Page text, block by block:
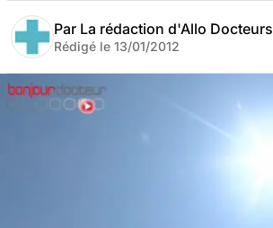
Par La rédaction d'Allo Docteurs
Rédigé le 13/01/2012